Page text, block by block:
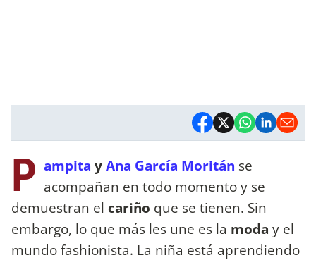
P ampita yAna García Moritán se
acompañan en todo momento y se
demuestran el cariño que se tienen. Sin
embargo, lo que más les une es la moda y el
mundo fashionista. La niña está aprendiendo